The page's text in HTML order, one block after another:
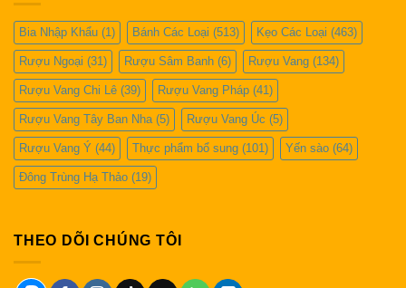
Bia Nhập Khẩu (1) Bánh Các Loại (513) Kẹo Các Loại (463)
Rượu Ngoại (31) Rượu Sâm Banh (6) Rượu Vang (134)
Rượu Vang Chi Lê (39) Rượu Vang Pháp (41)
Rượu Vang Tây Ban Nha (5) Rượu Vang Úc (5)
Rượu Vang Ý (44) Thực phẩm bổ sung (101) Yến sào (64)
Đông Trùng Hạ Thảo (19)
THEO DÕI CHÚNG TÔI